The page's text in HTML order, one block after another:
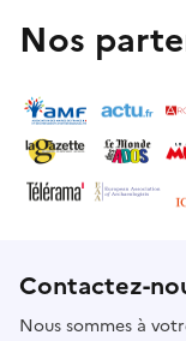
Nos
Contactez-
Nous sommes à